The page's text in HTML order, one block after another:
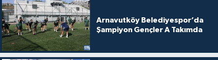
Arnavutköy Belediyespor’da
Şampiyon Gençler A Takımda